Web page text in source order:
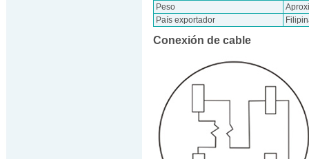
Peso
País exportador
Conexión de cable